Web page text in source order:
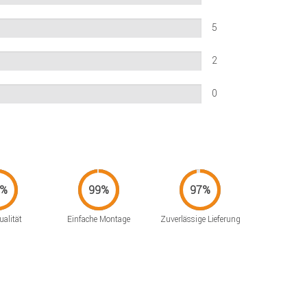
5
2
0
Einfache Montage Zuverlässige Lieferung